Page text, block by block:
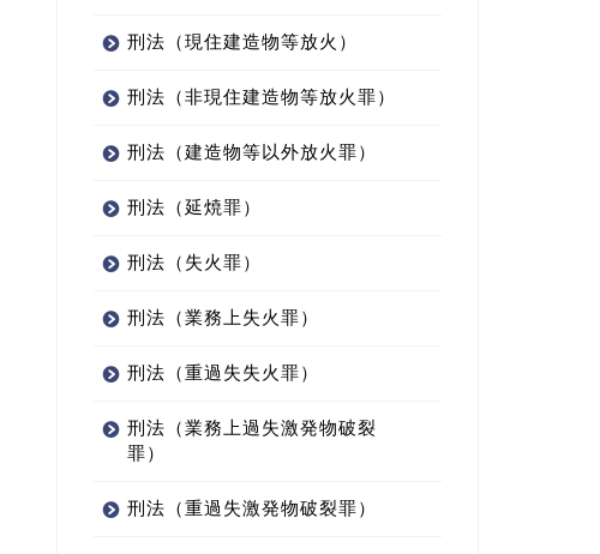
刑法（現住建造物等放火）
刑法（非現住建造物等放火罪）
刑法（建造物等以外放火罪）
刑法（延焼罪）
刑法（失火罪）
刑法（業務上失火罪）
刑法（重過失失火罪）
刑法（業務上過失激発物破裂
罪）
刑法（重過失激発物破裂罪）